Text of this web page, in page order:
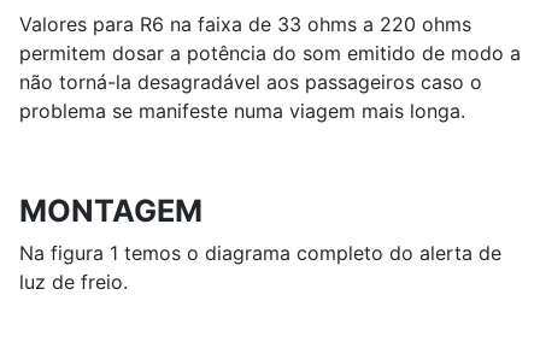
Valores para R6 na faixa de 33 ohms a 220 ohms
permitem dosar a potência do som emitido de modo a
não torná-la desagradável aos passageiros caso o
problema se manifeste numa viagem mais longa.
MONTAGEM
Na figura 1 temos o diagrama completo do alerta de
luz de freio.